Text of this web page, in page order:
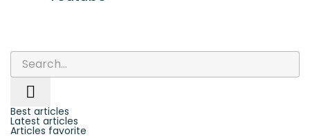

Best articles
Latest articles
Articles favorite